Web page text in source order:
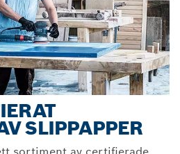
SLIPPAPPER